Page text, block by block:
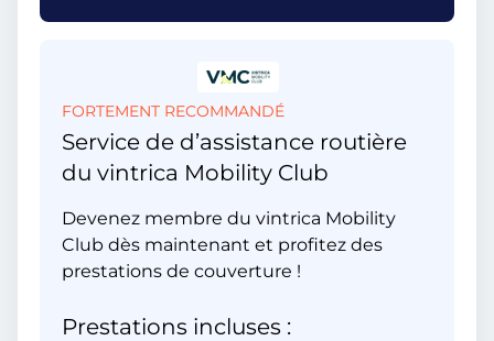
FORTEMENT RECOMMANDÉ
Service de d’assistance routière
du vintrica Mobility Club
Devenez membre du vintrica Mobility
Club dès maintenant et profitez des
prestations de couverture !
Prestations incluses :